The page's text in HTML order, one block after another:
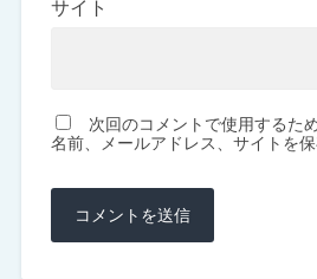
サイト
次回のコメントで使用するた
名前、メールアドレス、サイトを保